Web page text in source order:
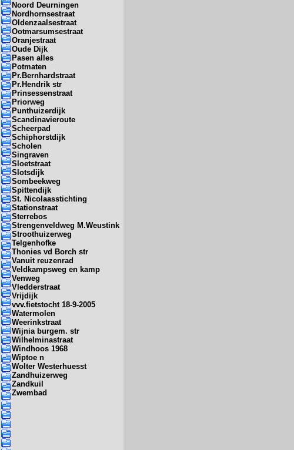
Noord Deurningen
Nordhornsestraat
Oldenzaalsestraat
Ootmarsumsestraat
Oranjestraat
Oude Dijk
Pasen alles
Potmaten
Pr.Bernhardstraat
Pr.Hendrik str
Prinsessenstraat
Priorweg
Punthuizerdijk
Scandinavieroute
Scheerpad
Schiphorstdijk
Scholen
Singraven
Sloetstraat
Slotsdijk
Sombeekweg
Spittendijk
St. Nicolaasstichting
Stationstraat
Sterrebos
Strengenveldweg M.Weustink
Stroothuizerweg
Telgenhofke
Thonies vd Borch str
Vanuit reuzenrad
Veldkampsweg en kamp
Venweg
Vledderstraat
Vrijdijk
vvv.fietstocht 18-9-2005
Watermolen
Weerinkstraat
Wijnia burgem. str
Wilhelminastraat
Windhoos 1968
Wiptoe n
Wolter Westerhuesst
Zandhuizerweg
Zandkuil
Zwembad